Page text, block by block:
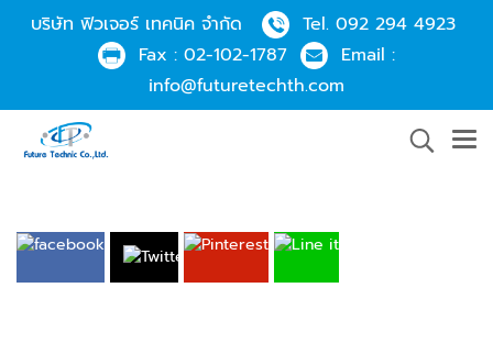
บริษัท ฟิวเจอร์ เทคนิค จำกัด Tel. 092 294 4923
Fax : 02-102-1787
Email :
info@futuretechth.com